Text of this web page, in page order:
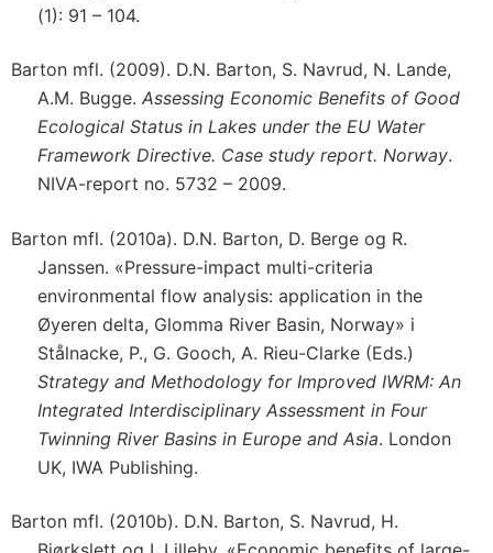
(1): 91 – 104.
Barton mfl. (2009). D.N. Barton, S. Navrud, N. Lande,
A.M. Bugge. Assessing Economic Benefits of Good
Ecological Status in Lakes under the EU Water
Framework Directive. Case study report. Norway.
NIVA-report no. 5732 – 2009.
Barton mfl. (2010a). D.N. Barton, D. Berge og R.
Janssen. «Pressure-impact multi-criteria
environmental flow analysis: application in the
Øyeren delta, Glomma River Basin, Norway» i
Stålnacke, P., G. Gooch, A. Rieu-Clarke (Eds.)
Strategy and Methodology for Improved IWRM: An
Integrated Interdisciplinary Assessment in Four
Twinning River Basins in Europe and Asia. London
UK, IWA Publishing.
Barton mfl. (2010b). D.N. Barton, S. Navrud, H.